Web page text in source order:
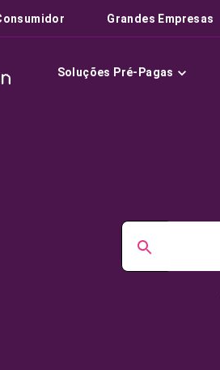
Grandes Empresas
Soluções Pré-Pagas